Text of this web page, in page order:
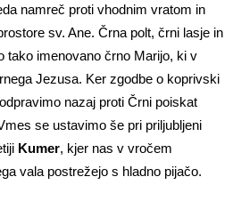
namreč proti vhodnim vratom in
sv. Ane. Črna polt, črni lasje in
tako imenovano črno Marijo, ki v
Jezusa. Ker zgodbe o koprivski
nazaj proti Črni poiskat
se ustavimo še pri priljubljeni
Kumer, kjer nas v vročem
vala postrežejo s hladno pijačo.